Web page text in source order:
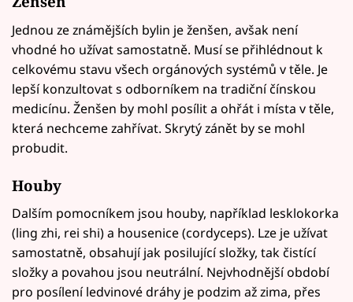
Jednou ze známějších bylin je ženšen, avšak není
vhodné ho užívat samostatně. Musí se přihlédnout k
celkovému stavu všech orgánových systémů v těle. Je
lepší konzultovat s odborníkem na tradiční čínskou
medicínu. Ženšen by mohl posílit a ohřát i místa v těle,
která nechceme zahřívat. Skrytý zánět by se mohl
probudit.
Houby
Dalším pomocníkem jsou houby, například lesklokorka
(ling zhi, rei shi) a housenice (cordyceps). Lze je užívat
samostatně, obsahují jak posilující složky, tak čistící
složky a povahou jsou neutrální. Nejvhodnější období
pro posílení ledvinové dráhy je podzim až zima, přes